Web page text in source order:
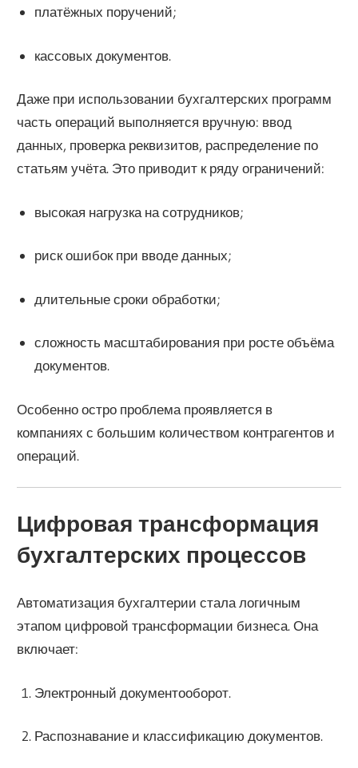
платёжных поручений;
кассовых документов.
Даже при использовании бухгалтерских программ
часть операций выполняется вручную: ввод
данных, проверка реквизитов, распределение по
статьям учёта. Это приводит к ряду ограничений:
высокая нагрузка на сотрудников;
риск ошибок при вводе данных;
длительные сроки обработки;
сложность масштабирования при росте объёма
документов.
Особенно остро проблема проявляется в
компаниях с большим количеством контрагентов и
операций.
Цифровая трансформация
бухгалтерских процессов
Автоматизация бухгалтерии стала логичным
этапом цифровой трансформации бизнеса. Она
включает:
Электронный документооборот.
Распознавание и классификацию документов.